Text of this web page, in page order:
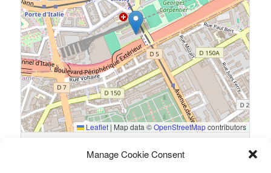
Manage Cookie Consent
Leaflet | Map data ©OpenStreetMapcontributors